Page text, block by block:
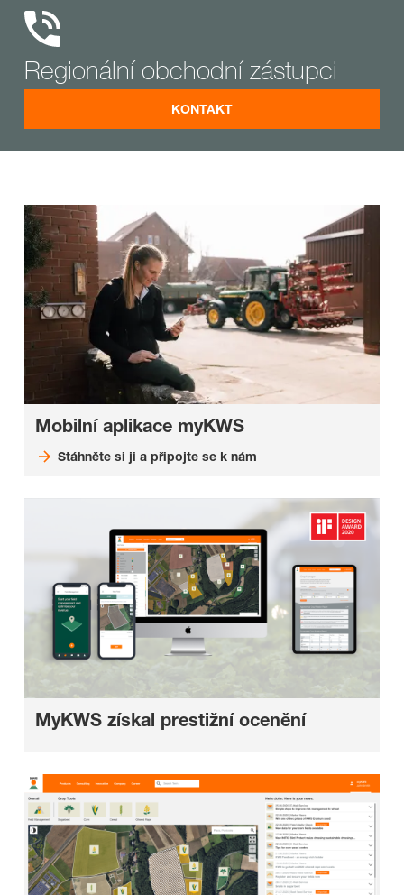
Regionální obchodní zástupci
KONTAKT
Mobilní aplikace myKWS
Stáhněte si ji a připojte se k nám
MyKWS získal prestižní ocenění